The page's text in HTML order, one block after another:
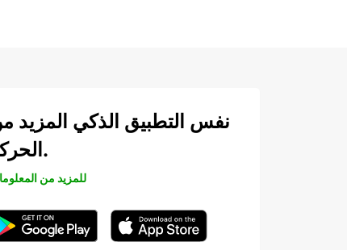
نفس التطبيق الذكي المزيد
الحركة.
للمزيد من